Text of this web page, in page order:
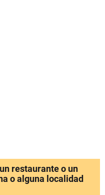
restaurante o un
o alguna localidad